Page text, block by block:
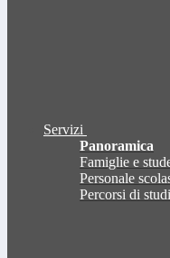
Servizi
Panoramica
Famiglie e
Personale
Percorsi di